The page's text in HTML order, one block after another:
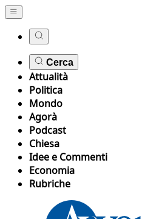
Cerca
Attualità
Politica
Mondo
Agorà
Podcast
Chiesa
Idee e Commenti
Economia
Rubriche